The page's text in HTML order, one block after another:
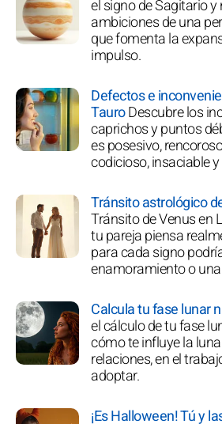
el signo de Sagitario
ambiciones de una
que fomenta la
impulso.
Defectos e
TauroDescubre los
caprichos y puntos
es posesivo,
codicioso, insaciable
Tránsito astrológico
Tránsito de Venus en
tu pareja piensa
para cada signo
enamoramiento o
Calcula tu fase lunar
el cálculo de tu fase
cómo te influye la
relaciones, en el
adoptar.
¡Es Halloween! Tú y